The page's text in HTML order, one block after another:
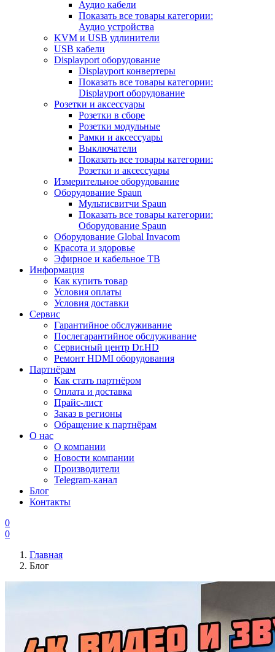
Аудио кабели
Показать все товары категории:
Аудио устройства
KVM и USB удлинители
USB кабели
Displayport оборудование
Displayport конвертеры
Показать все товары категории:
Displayport оборудование
Розетки и аксессуары
Розетки в сборе
Розетки модульные
Рамки и аксессуары
Выключатели
Показать все товары категории:
Розетки и аксессуары
Измерительное оборудование
Оборудование Spaun
Мультисвитчи Spaun
Показать все товары категории:
Оборудование Spaun
Оборудование Global Invacom
Красота и здоровье
Эфирное и кабельное ТВ
Информация
Как купить товар
Условия оплаты
Условия доставки
Сервис
Гарантийное обслуживание
Послегарантийное обслуживание
Сервисный центр Dr.HD
Ремонт HDMI оборудования
Партнёрам
Как стать партнёром
Оплата и доставка
Прайс-лист
Заказ в регионы
Обращение к партнёрам
О нас
О компании
Новости компании
Производители
Telegram-канал
Блог
Контакты
0
0
Главная
Блог